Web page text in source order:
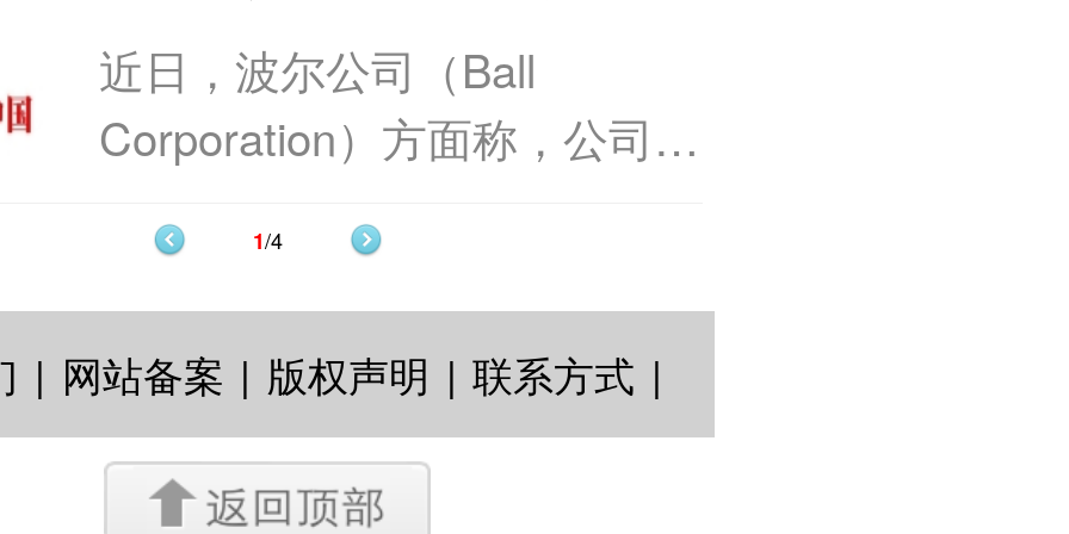
二氧化碳排放量。目前百威...
包装波尔公司加码印度
酒类包装
近日，波尔公司（Ball
Corporation）方面称，公司预
著增长。因铝的可持续特性，
苏打水、葡萄酒和烈性酒等...
1/4
| 网站备案 | 版权声明 | 联系方式 |